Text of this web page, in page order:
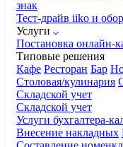
знак
Тест-драйв iiko и
Услуги
Постановка онлайн-
Типовые решения
Кафе Ресторан Бар
Столовая/кулинария
Складской учет
Складской учет
Услуги бухгалтера-
Внесение накладных